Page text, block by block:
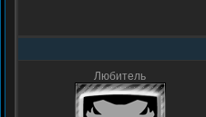
Любитель